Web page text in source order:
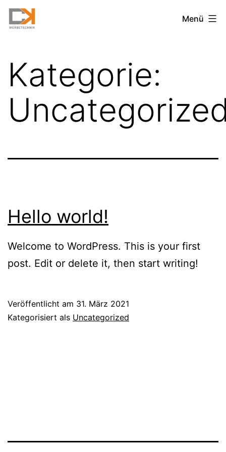
Zum
Inhalt
CK
Menü
Kategorie:
Hello world!
Welcome to WordPress. This is your first
post. Edit or delete it, then start writing!
Veröffentlicht am 31. März 2021
Kategorisiert als Uncategorized